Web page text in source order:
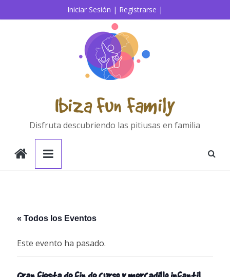
al
Iniciar Sesión | Registrarse |
Ibiza Fun Family
Disfruta descubriendo las pitiusas en familia
« Todos los Eventos
Este evento ha pasado.